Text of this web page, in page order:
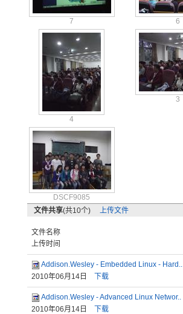
7 6
4
3
DSCF9085
文件共享(共10个) 上传文件
文件名称
上传时间
Addison.Wesley - Embedded Linux - Hard..
2010年06月14日
下载
Addison.Wesley - Advanced Linux Networ..
2010年06月14日
下载